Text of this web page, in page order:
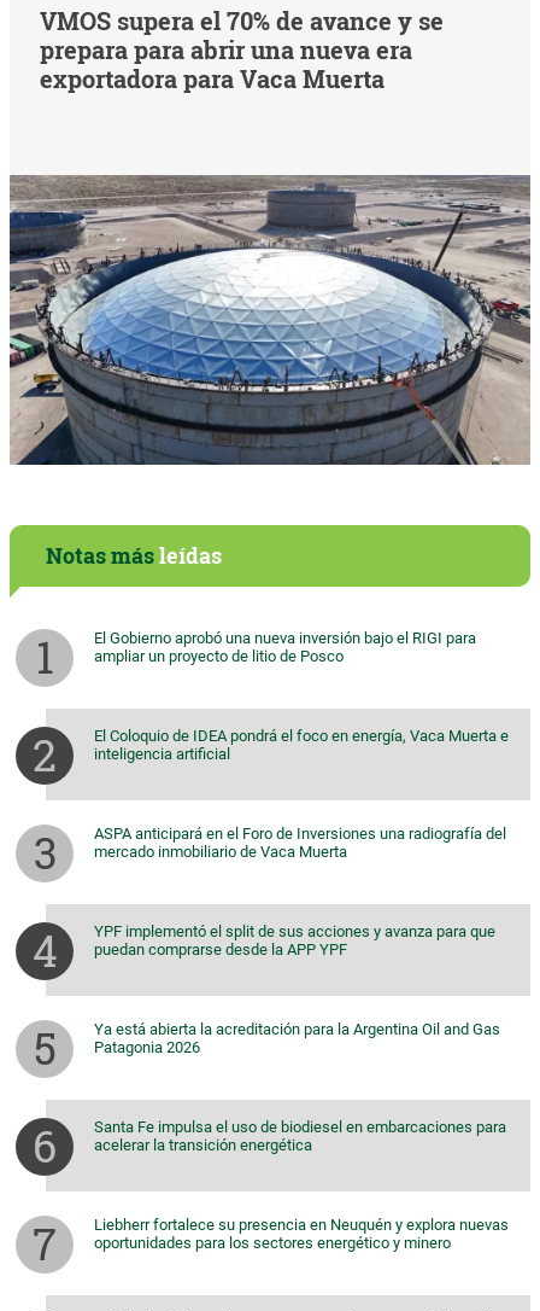
VMOS supera el 70% de avance y se
prepara para abrir una nueva era
exportadora para Vaca Muerta
Notas másleídas
El Gobierno aprobó una nueva inversión bajo el RIGI para
ampliar un proyecto de litio de Posco
El Coloquio de IDEA pondrá el foco en energía, Vaca Muerta e
inteligencia artificial
ASPA anticipará en el Foro de Inversiones una radiografía del
mercado inmobiliario de Vaca Muerta
YPF implementó el split de sus acciones y avanza para que
puedan comprarse desde la APP YPF
Ya está abierta la acreditación para la Argentina Oil and Gas
Patagonia 2026
Santa Fe impulsa el uso de biodiesel en embarcaciones para
acelerar la transición energética
Liebherr fortalece su presencia en Neuquén y explora nuevas
oportunidades para los sectores energético y minero